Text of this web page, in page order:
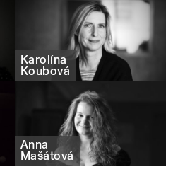
Karolína
Koubová
Anna
Mašátová